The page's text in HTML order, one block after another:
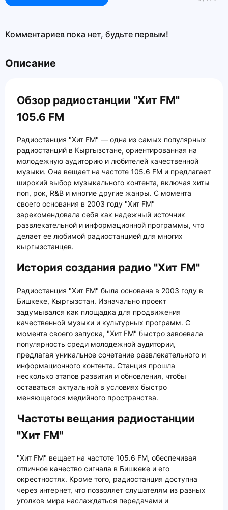
Комментариев пока нет, будьте первым!
Описание
Обзор радиостанции "Хит FM"
105.6 FM
Радиостанция "Хит FM" — одна из самых популярных
радиостанций в Кыргызстане, ориентированная на
молодежную аудиторию и любителей качественной
музыки. Она вещает на частоте 105.6 FM и предлагает
широкий выбор музыкального контента, включая хиты
поп, рок, R&B и многие другие жанры. С момента
своего основания в 2003 году "Хит FM"
зарекомендовала себя как надежный источник
развлекательной и информационной программы, что
делает ее любимой радиостанцией для многих
кыргызстанцев.
История создания радио "Хит FM"
Радиостанция "Хит FM" была основана в 2003 году в
Бишкеке, Кыргызстан. Изначально проект
задумывался как площадка для продвижения
качественной музыки и культурных программ. С
момента своего запуска, "Хит FM" быстро завоевала
популярность среди молодежной аудитории,
предлагая уникальное сочетание развлекательного и
информационного контента. Станция прошла
несколько этапов развития и обновления, чтобы
оставаться актуальной в условиях быстро
меняющегося медийного пространства.
Частоты вещания радиостанции
"Хит FM"
"Хит FM" вещает на частоте 105.6 FM, обеспечивая
отличное качество сигнала в Бишкеке и его
окрестностях. Кроме того, радиостанция доступна
через интернет, что позволяет слушателям из разных
уголков мира наслаждаться передачами и